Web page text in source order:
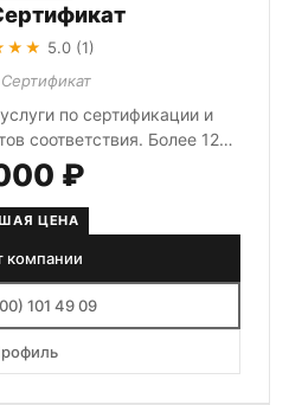
5.0 (1)
по сертификации и
соответствия. Более 120
и сертификатов.
₽
ЦЕНА
компании
101 49 09